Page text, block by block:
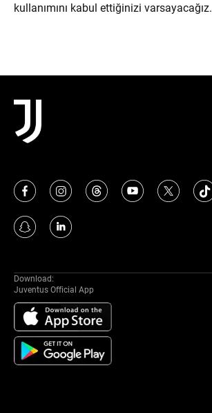
kullanımını kabul ettiğinizi varsayacağız.
Download:
Juventus Official App